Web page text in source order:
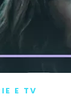
E TV